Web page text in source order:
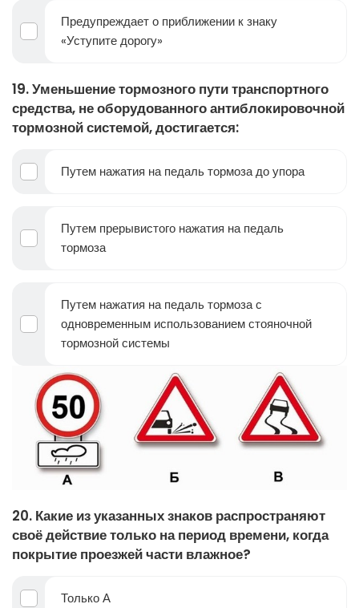
Предупреждает о приближении к знаку
«Уступите дорогу»
19. Уменьшение тормозного пути транспортного
средства, не оборудованного антиблокировочной
тормозной системой, достигается:
Путем нажатия на педаль тормоза до упора
Путем прерывистого нажатия на педаль
тормоза
Путем нажатия на педаль тормоза с
одновременным использованием стояночной
тормозной системы
20. Какие из указанных знаков распространяют
своё действие только на период времени, когда
покрытие проезжей части влажное?
Только А